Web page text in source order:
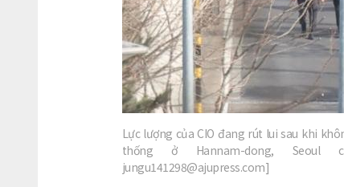
Lực lượng của CIO đang rút lui sau khi
thống ở Hannam-dong, Seoul
jungu141298@ajupress.com]